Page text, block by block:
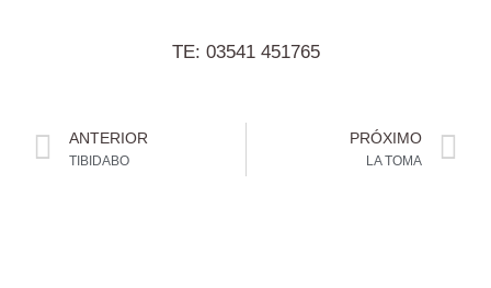
TE: 03541 451765
Prev
ANTERIOR
TIBIDABO
PRÓXIMO
LA TOMA